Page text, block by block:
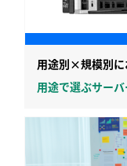
用途別×規模別に
用途で選ぶサー